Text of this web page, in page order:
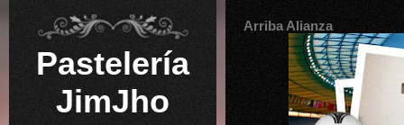
Pastelería
JimJho
Arriba Alianza